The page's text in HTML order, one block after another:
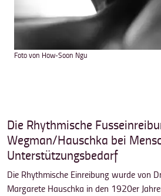
Foto von How-Soon Ngu
Die Rhythmische
Wegman/Hauschka bei
Unterstützungsbedarf
Die Rhythmische Einreibung wurde von
Margarete Hauschka in den 1920er